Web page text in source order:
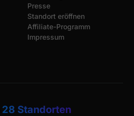
Presse
Standort eröffnen
Affiliate-Programm
Impressum
28 Standorten